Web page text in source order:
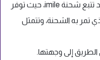
هناك أكثر من حالة تظهر للعميل عند تتبع شحنة imile، حيث توفر
تمر به الشحنة، وتتمثل
إلى وجهتها.